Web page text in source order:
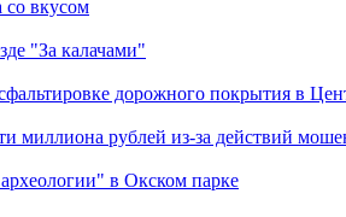
вкусом
"За калачами"
дорожного покрытия в
миллиона рублей из-за действий
в Окском парке